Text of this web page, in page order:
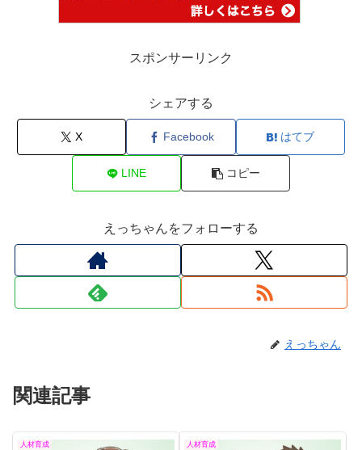
スポンサーリンク
シェアする
X Facebook はてブ
LINE コピー
えっちゃんをフォローする
えっちゃん
関連記事
人材育成 人材育成